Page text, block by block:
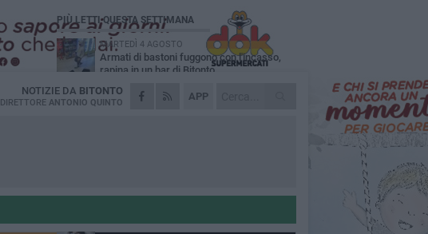
APP
NOTIZIE DA BITONTO
DIRETTORE ANTONIO QUINTO
PIÙ LETTI QUESTA SETTIMANA
MARTEDÌ 4 AGOSTO
Armati di bastoni fuggono con l'incasso,
rapina in un bar di Bitonto
VENERDÌ 31 LUGLIO
Furti d'auto, scoperta la banda tra Bitonto e
Fratelli d'Italia Bitonto: «Vicinanza alla
LUNEDÌ 3 AGOSTO